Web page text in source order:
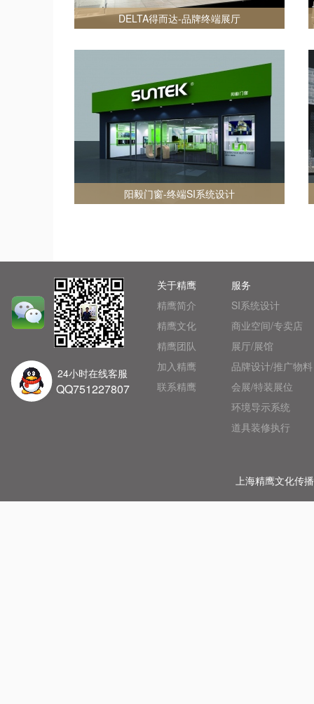
DELTA得而达-品牌终端展厅
阳毅门窗-终端SI系统设计
24小时在线客服
QQ751227807
关于精鹰
精鹰简介
精鹰文化
精鹰团队
加入精鹰
联系精鹰
服务
SI系统设计
商业空间/专卖店
展厅/展馆
品牌设计/推广物料
会展/特装展位
环境导示系统
道具装修执行
上海精鹰文化传